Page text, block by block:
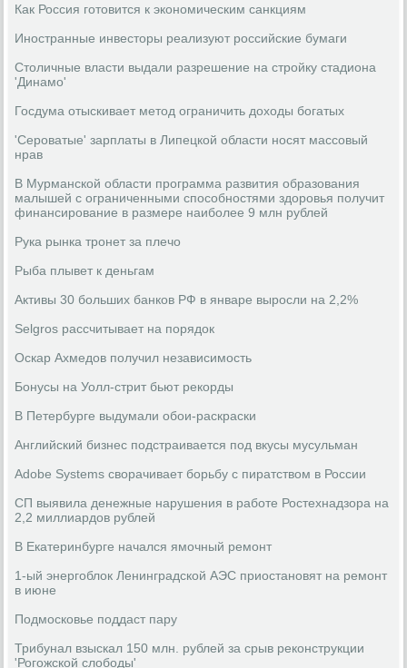
Как Россия готовится к экономическим санкциям
Иностранные инвесторы реализуют российские бумаги
Столичные власти выдали разрешение на стройку стадиона
'Динамо'
Госдума отыскивает метод ограничить доходы богатых
'Сероватые' зарплаты в Липецкой области носят массовый
нрав
В Мурманской области программа развития образования
малышей с ограниченными способностями здоровья получит
финансирование в размере наиболее 9 млн рублей
Рука рынка тронет за плечо
Рыба плывет к деньгам
Активы 30 больших банков РФ в январе выросли на 2,2%
Selgros рассчитывает на порядок
Оскар Ахмедов получил независимость
Бонусы на Уолл-стрит бьют рекорды
В Петербурге выдумали обои-раскраски
Английский бизнес подстраивается под вкусы мусульман
Adobe Systems сворачивает борьбу с пиратством в России
СП выявила денежные нарушения в работе Ростехнадзора на
2,2 миллиардов рублей
В Екатеринбурге начался ямочный ремонт
1-ый энергоблок Ленинградской АЭС приостановят на ремонт
в июне
Подмосковье поддаст пару
Трибунал взыскал 150 млн. рублей за срыв реконструкции
'Рогожской слободы'